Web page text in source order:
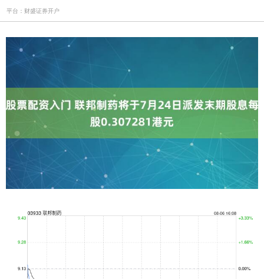
平台：财盛证券开户